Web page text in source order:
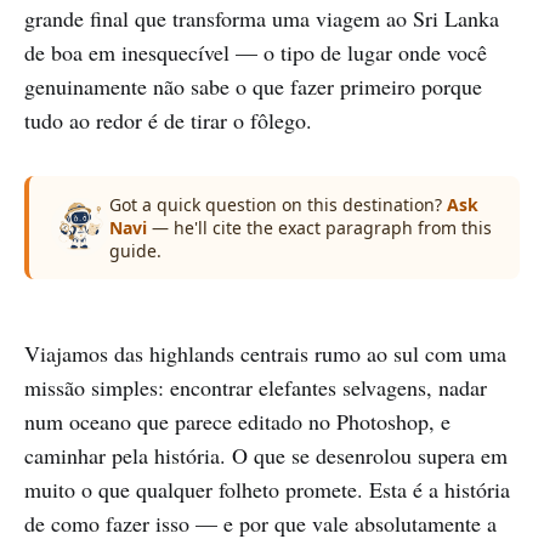
grande final que transforma uma viagem ao Sri Lanka
de boa em inesquecível — o tipo de lugar onde você
genuinamente não sabe o que fazer primeiro porque
tudo ao redor é de tirar o fôlego.
Got a quick question on this destination? Ask
Navi — he'll cite the exact paragraph from this
guide.
Viajamos das highlands centrais rumo ao sul com uma
missão simples: encontrar elefantes selvagens, nadar
num oceano que parece editado no Photoshop, e
caminhar pela história. O que se desenrolou supera em
muito o que qualquer folheto promete. Esta é a história
de como fazer isso — e por que vale absolutamente a